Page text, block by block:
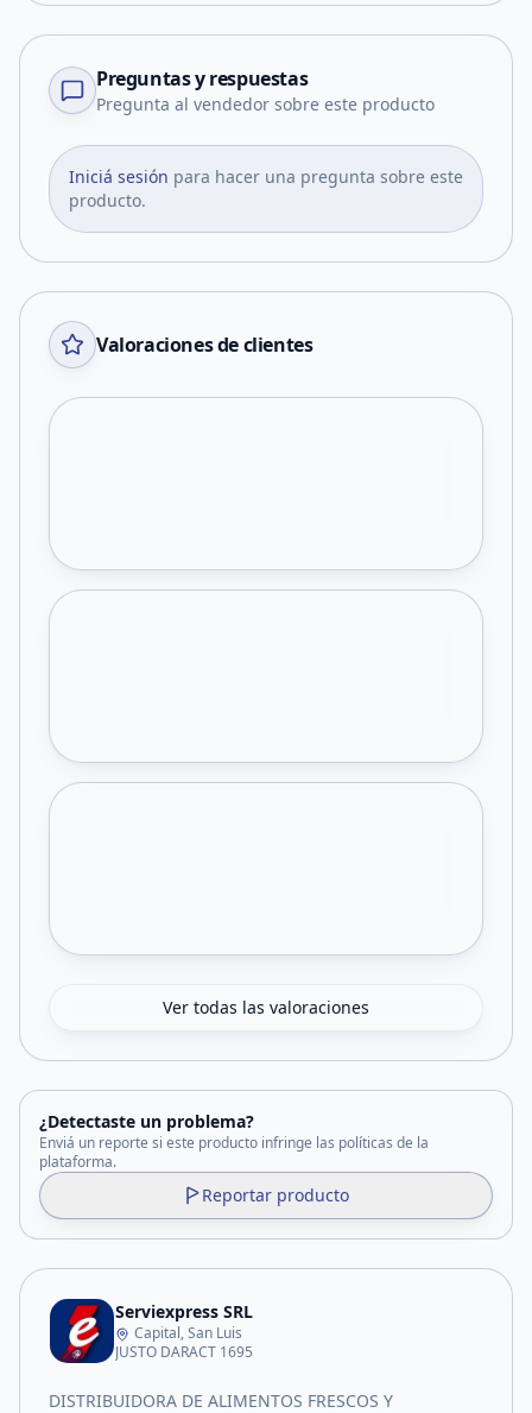
Preguntas y respuestas
Pregunta al vendedor sobre este producto
Iniciá sesión para hacer una pregunta sobre este
producto.
Valoraciones de clientes
Ver todas las valoraciones
¿Detectaste un problema?
Enviá un reporte si este producto infringe las políticas de la
plataforma.
Reportar producto
Serviexpress SRL
Capital, San Luis
JUSTO DARACT 1695
DISTRIBUIDORA DE ALIMENTOS FRESCOS Y